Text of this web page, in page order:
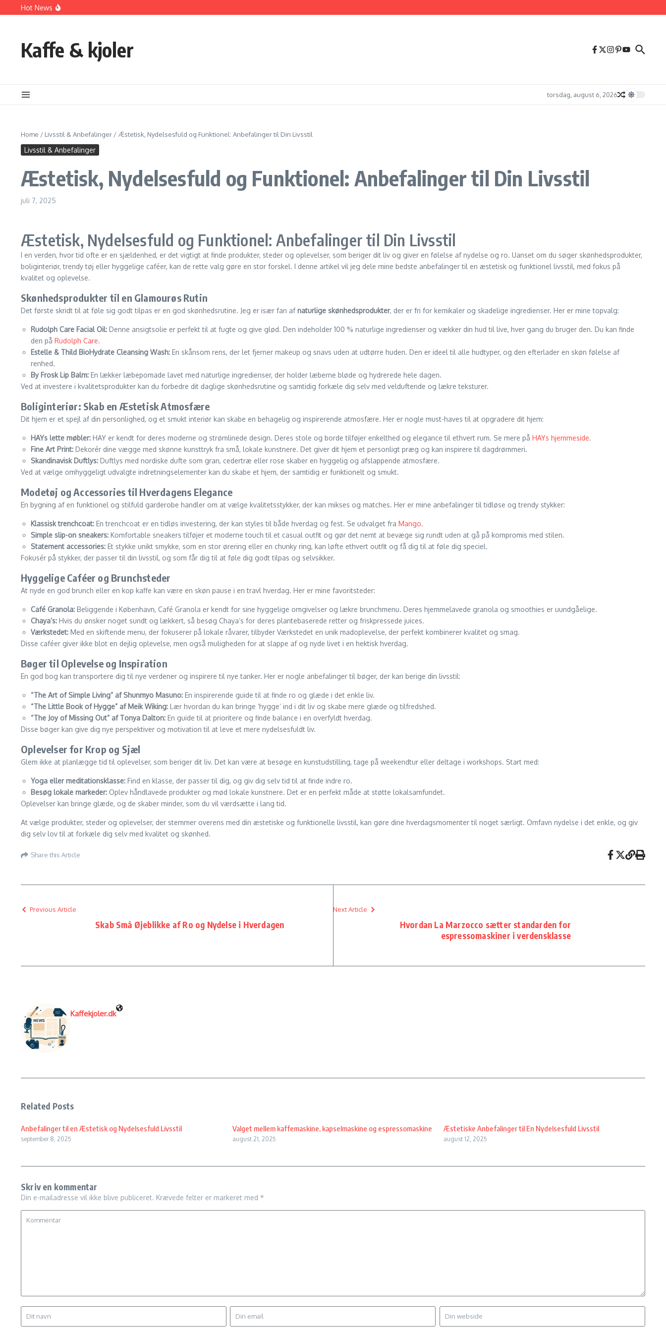
Fortsæt til indhold
Hot News
Find Din Personlige Stil: Sådan Skaber Du En Garderobe, Der Inspirerer
Kaffe & kjoler
torsdag, august 6, 2026
Home / Livsstil & Anbefalinger / Æstetisk, Nydelsesfuld og Funktionel: Anbefalinger til Din Livsstil
Livsstil & Anbefalinger
Æstetisk, Nydelsesfuld og Funktionel: Anbefalinger til Din Livsstil
juli 7, 2025
Æstetisk, Nydelsesfuld og Funktionel: Anbefalinger til Din Livsstil
I en verden, hvor tid ofte er en sjældenhed, er det vigtigt at finde produkter, steder og oplevelser, som beriger dit liv og giver en følelse af nydelse og ro. Uanset om du søger skønhedsprodukter,
boliginteriør, trendy tøj eller hyggelige caféer, kan de rette valg gøre en stor forskel. I denne artikel vil jeg dele mine bedste anbefalinger til en æstetisk og funktionel livsstil, med fokus på
kvalitet og oplevelse.
Skønhedsprodukter til en Glamourøs Rutin
Det første skridt til at føle sig godt tilpas er en god skønhedsrutine. Jeg er især fan afnaturlige skønhedsprodukter, der er fri for kemikaler og skadelige ingredienser. Her er mine topvalg:
Rudolph Care Facial Oil: Denne ansigtsolie er perfekt til at fugte og give glød. Den indeholder 100 % naturlige ingredienser og vækker din hud til live, hver gang du bruger den. Du kan finde
den på Rudolph Care.
Estelle & Thild BioHydrate Cleansing Wash: En skånsom rens, der let fjerner makeup og snavs uden at udtørre huden. Den er ideel til alle hudtyper, og den efterlader en skøn følelse af
renhed.
By Frosk Lip Balm: En lækker læbepomade lavet med naturlige ingredienser, der holder læberne bløde og hydrerede hele dagen.
Ved at investere i kvalitetsprodukter kan du forbedre dit daglige skønhedsrutine og samtidig forkæle dig selv med velduftende og lækre teksturer.
Boliginteriør: Skab en Æstetisk Atmosfære
Dit hjem er et spejl af din personlighed, og et smukt interiør kan skabe en behagelig og inspirerende atmosfære. Her er nogle must-haves til at opgradere dit hjem:
HAYs lette møbler: HAY er kendt for deres moderne og strømlinede design. Deres stole og borde tilføjer enkelthed og elegance til ethvert rum. Se mere på HAYs hjemmeside.
Fine Art Print: Dekorér dine vægge med skønne kunsttryk fra små, lokale kunstnere. Det giver dit hjem et personligt præg og kan inspirere til dagdrømmeri.
Skandinavisk Duftlys: Duftlys med nordiske dufte som gran, cedertræ eller rose skaber en hyggelig og afslappende atmosfære.
Ved at vælge omhyggeligt udvalgte indretningselementer kan du skabe et hjem, der samtidig er funktionelt og smukt.
Modetøj og Accessories til Hverdagens Elegance
En bygning af en funktionel og stilfuld garderobe handler om at vælge kvalitetsstykker, der kan mikses og matches. Her er mine anbefalinger til tidløse og trendy stykker:
Klassisk trenchcoat: En trenchcoat er en tidløs investering, der kan styles til både hverdag og fest. Se udvalget fra Mango.
Simple slip-on sneakers: Komfortable sneakers tilføjer et moderne touch til et casual outfit og gør det nemt at bevæge sig rundt uden at gå på kompromis med stilen.
Statement accessories: Et stykke unikt smykke, som en stor ørering eller en chunky ring, kan løfte ethvert outfit og få dig til at føle dig speciel.
Fokusér på stykker, der passer til din livsstil, og som får dig til at føle dig godt tilpas og selvsikker.
Hyggelige Caféer og Brunchsteder
At nyde en god brunch eller en kop kaffe kan være en skøn pause i en travl hverdag. Her er mine favoritsteder:
Café Granola: Beliggende i København, Café Granola er kendt for sine hyggelige omgivelser og lækre brunchmenu. Deres hjemmelavede granola og smoothies er uundgåelige.
Chaya’s: Hvis du ønsker noget sundt og lækkert, så besøg Chaya’s for deres plantebaserede retter og friskpressede juices.
Værkstedet: Med en skiftende menu, der fokuserer på lokale råvarer, tilbyder Værkstedet en unik madoplevelse, der perfekt kombinerer kvalitet og smag.
Disse caféer giver ikke blot en dejlig oplevelse, men også muligheden for at slappe af og nyde livet i en hektisk hverdag.
Bøger til Oplevelse og Inspiration
En god bog kan transportere dig til nye verdener og inspirere til nye tanker. Her er nogle anbefalinger til bøger, der kan berige din livsstil:
“The Art of Simple Living” af Shunmyo Masuno: En inspirerende guide til at finde ro og glæde i det enkle liv.
“The Little Book of Hygge” af Meik Wiking: Lær hvordan du kan bringe ‘hygge’ ind i dit liv og skabe mere glæde og tilfredshed.
“The Joy of Missing Out” af Tonya Dalton: En guide til at prioritere og finde balance i en overfyldt hverdag.
Disse bøger kan give dig nye perspektiver og motivation til at leve et mere nydelsesfuldt liv.
Oplevelser for Krop og Sjæl
Glem ikke at planlægge tid til oplevelser, som beriger dit liv. Det kan være at besøge en kunstudstilling, tage på weekendtur eller deltage i workshops. Start med:
Yoga eller meditationsklasse: Find en klasse, der passer til dig, og giv dig selv tid til at finde indre ro.
Besøg lokale markeder: Oplev håndlavede produkter og mød lokale kunstnere. Det er en perfekt måde at støtte lokalsamfundet.
Oplevelser kan bringe glæde, og de skaber minder, som du vil værdsætte i lang tid.
At vælge produkter, steder og oplevelser, der stemmer overens med din æstetiske og funktionelle livsstil, kan gøre dine hverdagsmomenter til noget særligt. Omfavn nydelse i det enkle, og giv
dig selv lov til at forkæle dig selv med kvalitet og skønhed.
Share this Article
Previous Article
Skab Små Øjeblikke af Ro og Nydelse i Hverdagen
Next Article
Hvordan La Marzocco sætter standarden for
espressomaskiner i verdensklasse
Kaffekjoler.dk
Related Posts
Anbefalinger til en Æstetisk og Nydelsesfuld Livsstil
september 8, 2025
Valget mellem kaffemaskine, kapselmaskine og espressomaskine
august 21, 2025
Æstetiske Anbefalinger til En Nydelsesfuld Livsstil
august 12, 2025
Skriv en kommentar
Din e-mailadresse vil ikke blive publiceret. Krævede felter er markeret med *